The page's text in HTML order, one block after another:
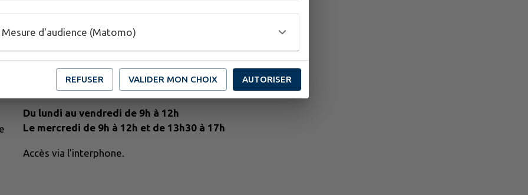
Horaires :
Du lundi au vendredi de 9h à 12h
Le mercredi de 9h à 12h et de 13h30 à 17h
Accès via l’interphone.
Mesure d'audience (Matomo)
REFUSER VALIDER MON CHOIX AUTORISER